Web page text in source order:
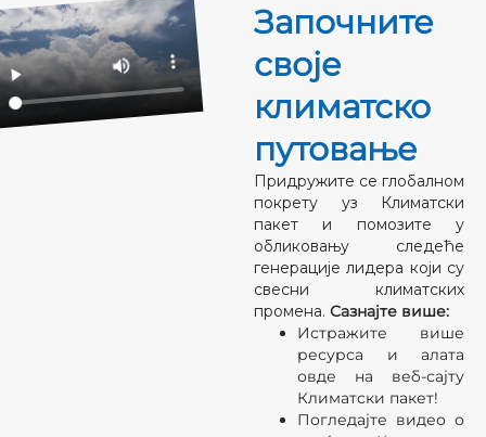
Започните
своје
климатско
путовање
Придружите се глобалном
покрету уз Климатски
пакет и помозите у
обликовању следеће
генерације лидера који су
свесни климатских
промена. Сазнајте више:
Истражите више
ресурса и алата
овде на веб-сајту
Климатски пакет!
Погледајте видео о